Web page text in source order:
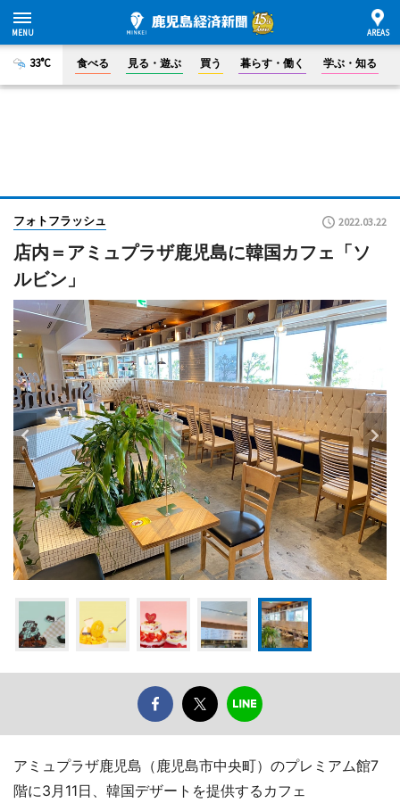
33°C 食べる 見る・遊ぶ 買う 暮らす・働く 学ぶ・知る
フォトフラッシュ 2022.03.22
店内＝アミュプラザ鹿児島に韓国カフェ「ソ
ルビン」
アミュプラザ鹿児島（鹿児島市中央町）のプレミアム館7
階に3月11日、韓国デザートを提供するカフェ